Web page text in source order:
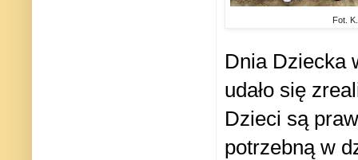
Fot.
Dnia Dziecka
udało się
Dzieci są
potrzebną w